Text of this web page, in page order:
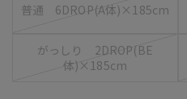
普通 6DROP(A体)×185cm
がっしり 2DROP(BE
体)×185cm